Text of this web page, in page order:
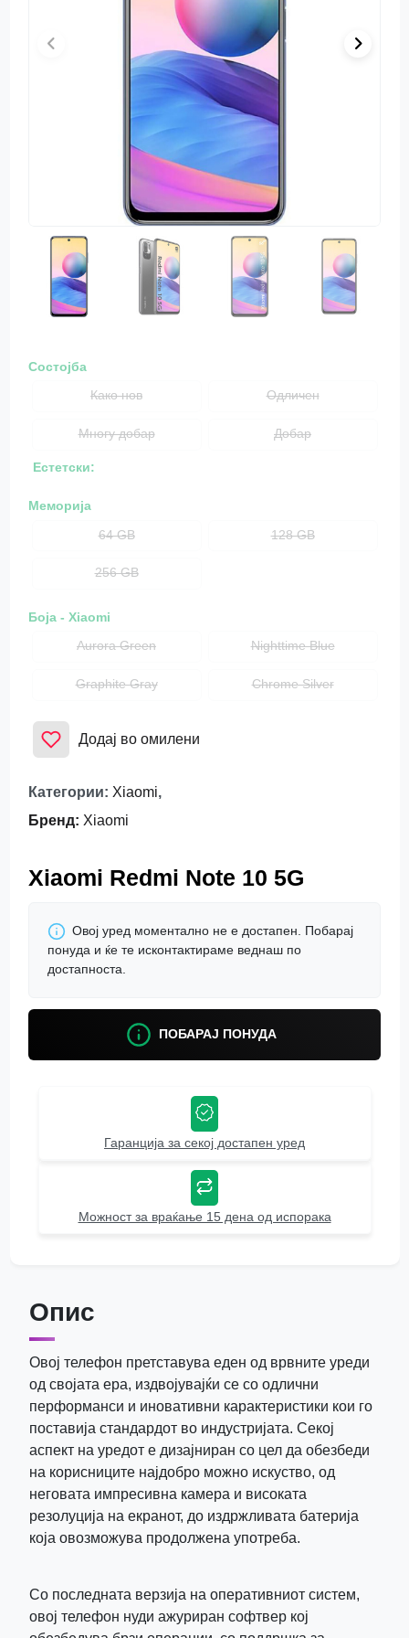
Состојба
Како нов
Одличен
Многу добар Добар
Естетски:
Меморија
64 GB
128 GB
256 GB
Боја - Xiaomi
Aurora Green
Nighttime Blue
Graphite Gray Chrome Silver
Додај во омилени
Категории: Xiaomi,
Бренд: Xiaomi
Xiaomi Redmi Note 10 5G
Овој уред моментално не е достапен. Побарај
понуда и ќе те исконтактираме веднаш по
достапноста.
ПОБАРАЈ ПОНУДА
Гаранција за секој достапен уред
Можност за враќање 15 дена од испорака
Опис
Овој телефон претставува еден од врвните уреди
од својата ера, издвојувајќи се со одлични
перформанси и иновативни карактеристики кои го
поставија стандардот во индустријата. Секој
аспект на уредот е дизајниран со цел да обезбеди
на корисниците најдобро можно искуство, од
неговата импресивна камера и високата
резолуција на екранот, до издржливата батерија
која овозможува продолжена употреба.
Со последната верзија на оперативниот систем,
овој телефон нуди ажуриран софтвер кој